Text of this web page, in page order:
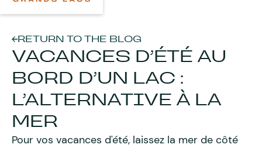
RETURN TO THE BLOG
VACANCES D’ÉTÉ AU
BORD D’UN LAC :
L’ALTERNATIVE À LA
MER
Pour vos vacances d'été, laissez la mer de côté